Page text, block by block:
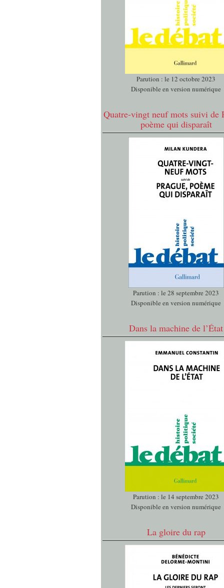
Parution : le 12 octobre 2023
Disponible en version numérique
Quatre-vingt neuf mots suivi de
poème qui disparaît
Parution : le 28 septembre 2023
Disponible en version numérique
Dans la machine de l’État
Parution : le 14 septembre 2023
Disponible en version numérique
La gloire du rap